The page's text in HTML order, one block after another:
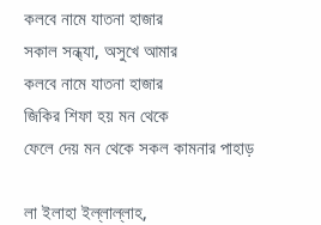
কলবে নামে যাতনা হাজার
সকাল সন্ধ্যা, অসুখে আমার
কলবে নামে যাতনা হাজার
জিকির শিফা হয় মন থেকে
ফেলে দেয় মন থেকে সকল কামনার পাহাড়
লা ইলাহা ইল্লাল্লাহ,